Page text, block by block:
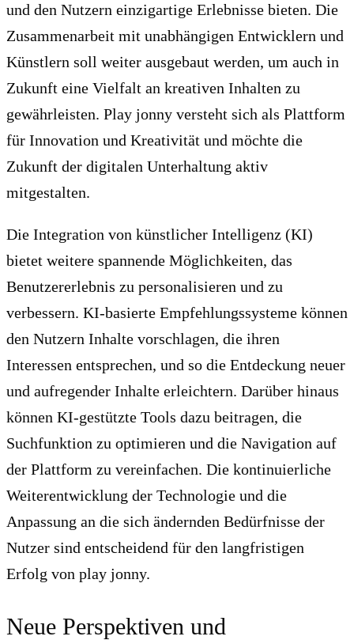
und den Nutzern einzigartige Erlebnisse bieten. Die
Zusammenarbeit mit unabhängigen Entwicklern und
Künstlern soll weiter ausgebaut werden, um auch in
Zukunft eine Vielfalt an kreativen Inhalten zu
gewährleisten. Play jonny versteht sich als Plattform
für Innovation und Kreativität und möchte die
Zukunft der digitalen Unterhaltung aktiv
mitgestalten.
Die Integration von künstlicher Intelligenz (KI)
bietet weitere spannende Möglichkeiten, das
Benutzererlebnis zu personalisieren und zu
verbessern. KI-basierte Empfehlungssysteme können
den Nutzern Inhalte vorschlagen, die ihren
Interessen entsprechen, und so die Entdeckung neuer
und aufregender Inhalte erleichtern. Darüber hinaus
können KI-gestützte Tools dazu beitragen, die
Suchfunktion zu optimieren und die Navigation auf
der Plattform zu vereinfachen. Die kontinuierliche
Weiterentwicklung der Technologie und die
Anpassung an die sich ändernden Bedürfnisse der
Nutzer sind entscheidend für den langfristigen
Erfolg von play jonny.
Neue Perspektiven und